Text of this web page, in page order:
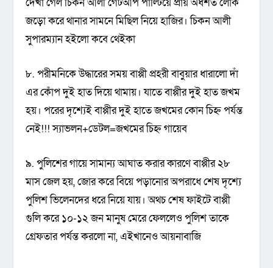
জড়ো করে থানার সামনে মিছিল নিয়ে হাজির। চিকন আলী
সুপারম্যান হইলো কবে থেইকা
৮. পরীমনিকে উদ্ধারের সময় বাপ্পী প্রহরী বাবুয়ার ধারালো দাঁ
এর কোঁপ দুই হাত দিয়ে থামায়। যাতে বাপ্পীর দুই হাত জখম
হয়। পরের দৃশ্যেই বাপ্পীর দুই হাতে জখমের কোন চিহ্ন পর্যন্ত
নেই!!! স্যাভলন+ডেটল=জখমের চিহ্ন গায়েব
৯. পুলিশের গায়ে সামান্য আঘাত করার কারণে বাপ্পীর ২৮
মাস জেল হয়, জোর করে বিয়ে পড়ানোর অপরাধে শেষ দৃশ্যে
পুলিশ ভিলেনদের ধরে নিয়ে যায়। অথচ শেষ ফাইটে বাপ্পী
গুলি করে ১০-১২ জন মানুষ মেরে ফেললেও পুলিশ তাকে
গ্রেফতার পর্যন্ত করলো না, এইখানেও আয়নাবাজি